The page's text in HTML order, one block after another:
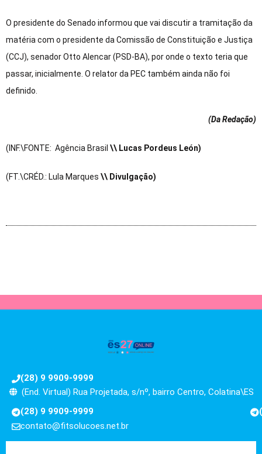
O presidente do Senado informou que vai discutir a tramitação da
matéria com o presidente da Comissão de Constituição e Justiça
(CCJ), senador Otto Alencar (PSD-BA), por onde o texto teria que
passar, inicialmente. O relator da PEC também ainda não foi
definido.
(Da Redação)
(INF.\FONTE: Agência Brasil \\ Lucas Pordeus León)
(FT.\CRÉD.: Lula Marques \\ Divulgação)
(28) 9 9909-9999
(End. Virtual) Rua Projetada, s/nº, bairro Centro, Colatina\ES
(28) 9 9909-9999
contato@fitsolucoes.net.br